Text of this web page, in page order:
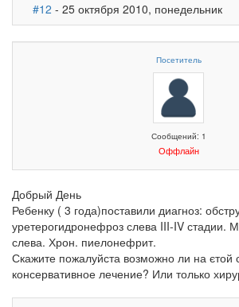
#12 - 25 октября 2010, понедельник
Посетитель
Сообщений: 1
Оффлайн
Добрый День
Ребенку ( 3 года)поставили диагноз:
уретерогидронефроз слева III-IV стадии.
слева. Хрон. пиелонефрит.
Скажите пожалуйста возможно ли на єтой
консервативное лечение? Или только